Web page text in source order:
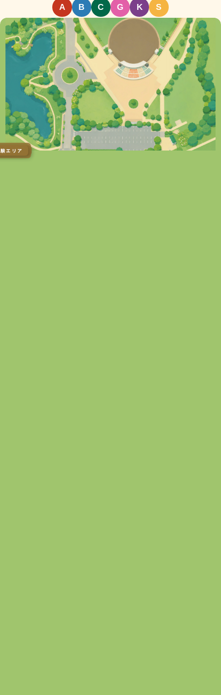
A B C G K S
の広場
エリア
ンカー
リア
エリア
エリア